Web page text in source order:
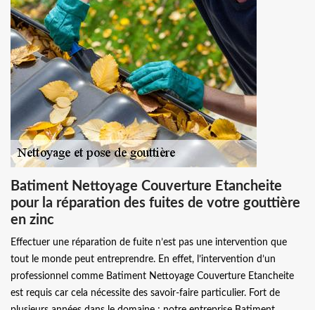
Batiment Nettoyage Couverture Etancheite
pour la réparation des fuites de votre gouttière
en zinc
Effectuer une réparation de fuite n’est pas une intervention que
tout le monde peut entreprendre. En effet, l’intervention d’un
professionnel comme Batiment Nettoyage Couverture Etancheite
est requis car cela nécessite des savoir-faire particulier. Fort de